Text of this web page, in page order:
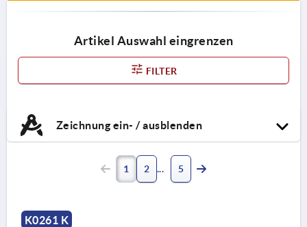
Artikel Auswahl eingrenzen
FILTER
Zeichnung ein- / ausblenden
1 2 5
K0261 K